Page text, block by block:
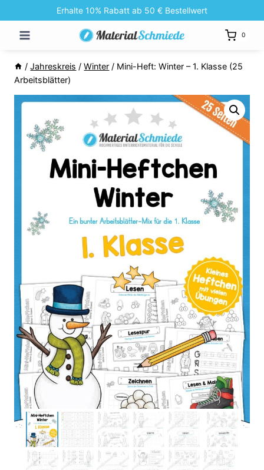
Inhalt
springen
Erhalte 10% Rabatt ab 50 € Bestellwert
0
/ Jahreskreis / Winter / Mini-Heft: Winter – 1. Klasse (25
Arbeitsblätter)